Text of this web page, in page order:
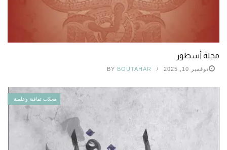
مجلة أسطور
نوفمبر 10, 2025 BY BOUTAHAR
مجلات ثقافية وعلمية